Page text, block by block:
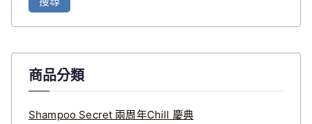
商品分類
Shampoo Secret 兩周年Chill 慶典